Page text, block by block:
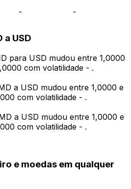
- -
a USD
para USD mudou entre 1,0000
com volatilidade - .
a USD mudou entre 1,0000 e
com volatilidade - .
a USD mudou entre 1,0000 e
com volatilidade - .
e moedas em qualquer